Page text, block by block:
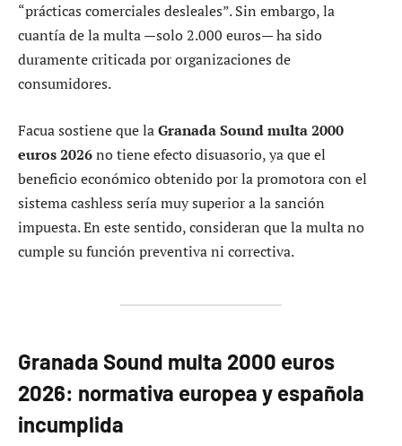
“prácticas comerciales desleales”. Sin embargo, la
cuantía de la multa —solo 2.000 euros— ha sido
duramente criticada por organizaciones de
consumidores.
Facua sostiene que laGranada Sound multa 2000
euros 2026no tiene efecto disuasorio, ya que el
beneficio económico obtenido por la promotora con el
sistema cashless sería muy superior a la sanción
impuesta. En este sentido, consideran que la multa no
cumple su función preventiva ni correctiva.
Granada Sound multa 2000 euros
2026: normativa europea y española
incumplida